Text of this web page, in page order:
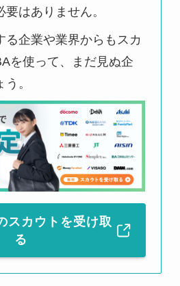
はありません。
る企業や業界からもスカ
を使って、まだ見ぬ企
。
スカウトを受け取
る